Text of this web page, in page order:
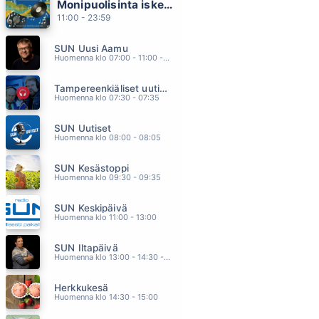
PELASTAJA
ANNA MUN MENNA
MORALITO
MILLOIN NÄÄN SUT UUDESTAAN
Monipuolisinta iskelmää ja parasta poppia
11:00 - 23:59
SUN Uusi Aamu
Huomenna klo 07:00 - 11:00 - Studiossa: Kimmo Hoivassilta
Tampereenkiäliset uutiset
Huomenna klo 07:30 - 07:35
SUN Uutiset
Huomenna klo 08:00 - 08:05
SUN Kesästoppi
Huomenna klo 09:30 - 09:35
SUN Keskipäivä
Huomenna klo 11:00 - 13:00
SUN Iltapäivä
Huomenna klo 13:00 - 14:30 - Studiossa: Kaisu Lämsä
Herkkukesä
Huomenna klo 14:30 - 15:00